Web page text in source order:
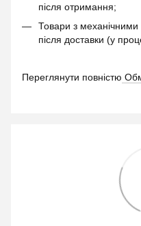
після отримання;
Товари з
після доставки (у
Переглянути повністю